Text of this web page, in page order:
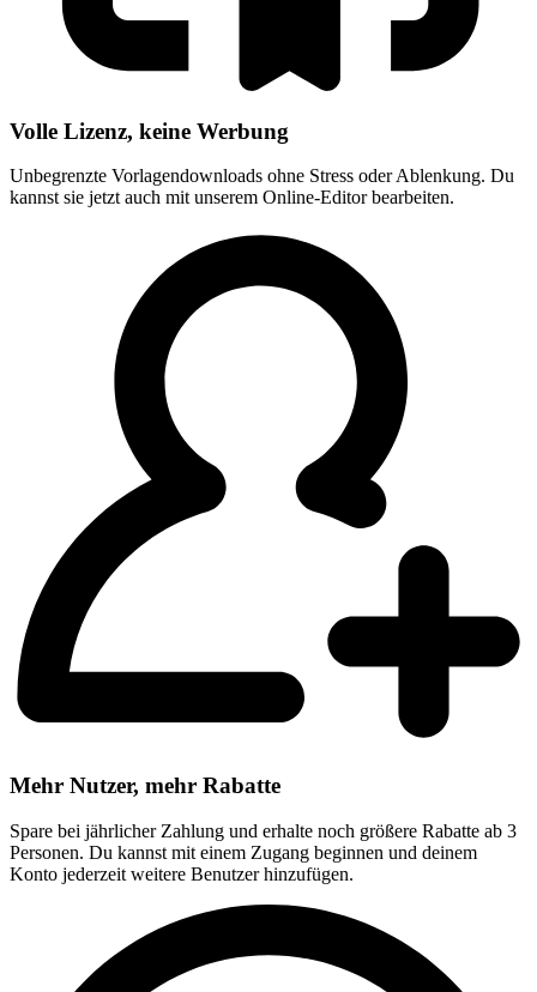
Volle Lizenz, keine Werbung
Unbegrenzte Vorlagendownloads ohne Stress oder Ablenkung. Du
kannst sie jetzt auch mit unserem Online-Editor bearbeiten.
Mehr Nutzer, mehr Rabatte
Spare bei jährlicher Zahlung und erhalte noch größere Rabatte ab 3
Personen. Du kannst mit einem Zugang beginnen und deinem
Konto jederzeit weitere Benutzer hinzufügen.